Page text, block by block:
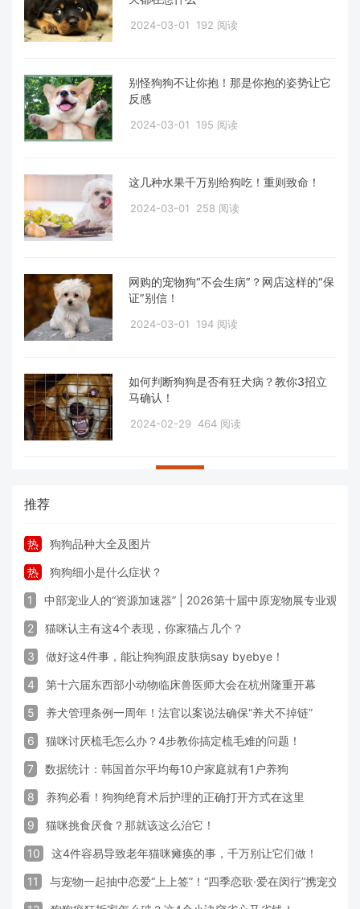
2024-03-01 192 阅读
别怪狗狗不让你抱！那是你抱的姿势让它
反感
2024-03-01 195 阅读
这几种水果千万别给狗吃！重则致命！
2024-03-01 258 阅读
网购的宠物狗“不会生病”？网店这样的“保
证”别信！
2024-03-01 194 阅读
如何判断狗狗是否有狂犬病？教你3招立
马确认！
2024-02-29 464 阅读
推荐
热 狗狗品种大全及图片
热 狗狗细小是什么症状？
1 中部宠业人的“资源加速器” | 2026第十届中原宠物展专业观众
2 猫咪认主有这4个表现，你家猫占几个？
3 做好这4件事，能让狗狗跟皮肤病say byebye！
4 第十六届东西部小动物临床兽医师大会在杭州隆重开幕
5 养犬管理条例一周年！法官以案说法确保“养犬不掉链”
6 猫咪讨厌梳毛怎么办？4步教你搞定梳毛难的问题！
7 数据统计：韩国首尔平均每10户家庭就有1户养狗
8 养狗必看！狗狗绝育术后护理的正确打开方式在这里
9 猫咪挑食厌食？那就该这么治它！
10 这4件容易导致老年猫咪瘫痪的事，千万别让它们做！
11 与宠物一起抽中恋爱“上上签”！“四季恋歌·爱在闵行”携宠交友